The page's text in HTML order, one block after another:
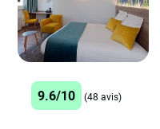
9.6/10 (48 avis)